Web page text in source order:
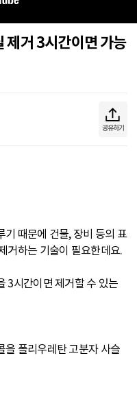
거 3시간이면 가능
공유하기
때문에 건물, 장비 등의 표
거하는 기술이 필요한데요.
3시간이면 제거할 수 있는
을 폴리우레탄 고분자 사슬